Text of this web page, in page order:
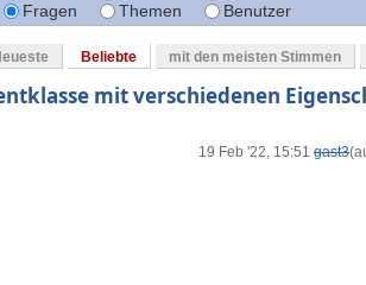
Fragen Themen Benutzer
Beliebte mit den meisten Stimmen
mit verschiedenen
19 Feb '22, 15:51 gast3